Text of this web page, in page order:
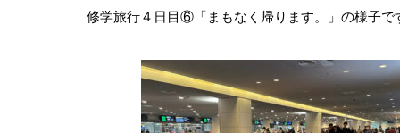
修学旅行４日目⑥「まもなく帰ります。」の様子で